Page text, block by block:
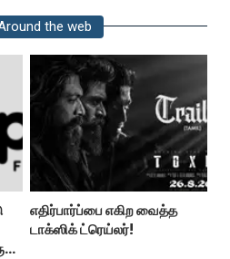
the web
எதிர்பார்ப்பை எகிற வைத்த
டாக்ஸிக் ட்ரெய்லர்!